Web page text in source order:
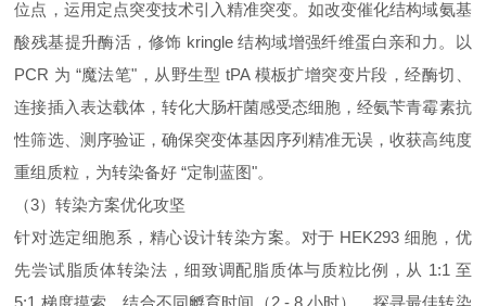
位点，运用定点突变技术引入精准突变。如改变催化结构域氨基
酸残基提升酶活，修饰 kringle 结构域增强纤维蛋白亲和力。以
PCR 为 “魔法笔"，从野生型 tPA 模板扩增突变片段，经酶切、
连接插入表达载体，转化大肠杆菌感受态细胞，经氨苄青霉素抗
性筛选、测序验证，确保突变体基因序列精准无误，收获高纯度
重组质粒，为转染备好 “定制蓝图"。
（3）转染方案优化攻坚
针对选定细胞系，精心设计转染方案。对于 HEK293 细胞，优
先尝试脂质体转染法，细致调配脂质体与质粒比例，从 1:1 至
5:1 梯度摸索，结合不同孵育时间（2 - 8 小时），探寻最佳转染